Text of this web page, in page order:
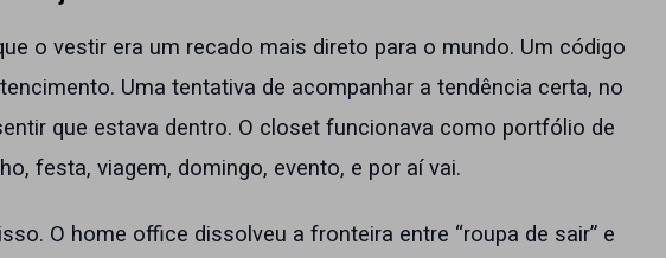
o vestir era um recado mais direto para o mundo. Um código
Uma tentativa de acompanhar a tendência certa, no
que estava dentro. O closet funcionava como portfólio de
festa, viagem, domingo, evento, e por aí vai.
O home office dissolveu a fronteira entre “roupa de sair” e